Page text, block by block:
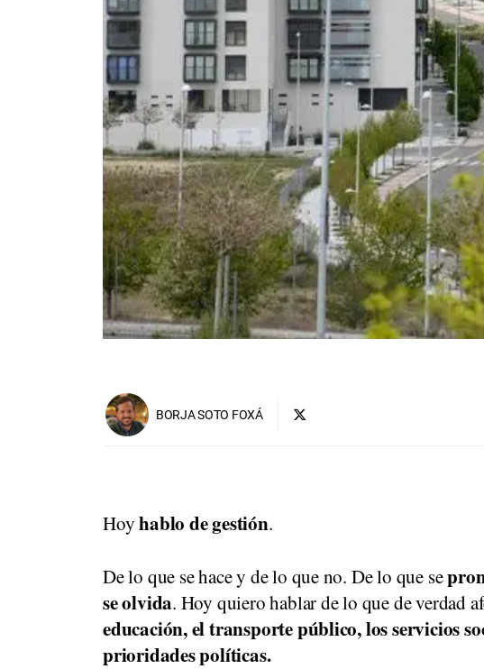
BORJA SOTO FOXÁ
Hoyhablo de gestión.
De lo que se hace y de lo que no. De lo que se
se olvida. Hoy quiero hablar de lo que de verdad
educación, el transporte público, los servicios
prioridades políticas.